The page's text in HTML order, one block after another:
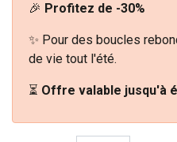
🎉 Profitez de -30%
✨ Pour des boucles
de vie tout l'été.
⏳ Offre valable jusqu'à